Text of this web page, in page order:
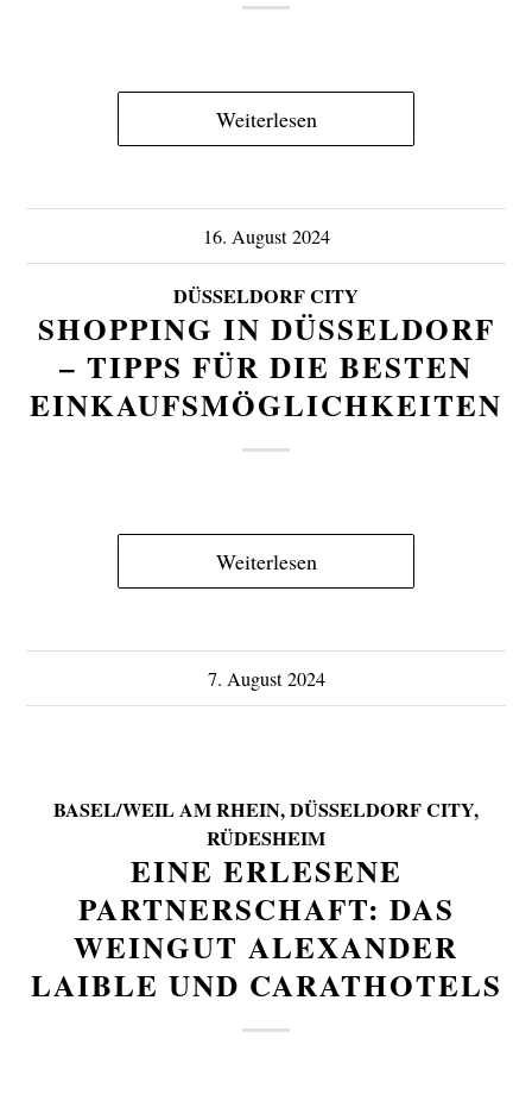
Weiterlesen
16. August 2024
DÜSSELDORF CITY
SHOPPING IN DÜSSELDORF
– TIPPS FÜR DIE BESTEN
EINKAUFSMÖGLICHKEITEN
Weiterlesen
7. August 2024
BASEL/WEIL AM RHEIN,DÜSSELDORF CITY,
RÜDESHEIM
EINE ERLESENE
PARTNERSCHAFT: DAS
WEINGUT ALEXANDER
LAIBLE UND CARATHOTELS